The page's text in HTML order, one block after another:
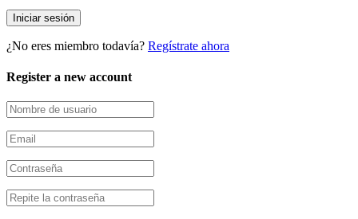
¿No eres miembro todavía? Regístrate ahora
Register a new account